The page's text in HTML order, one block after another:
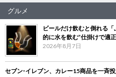
グルメ
ビールだけ飲むと倒れる
的に水を飲む”仕掛けで適
2026年8月7日
セブン‐イレブン、カレー15商品を一斉